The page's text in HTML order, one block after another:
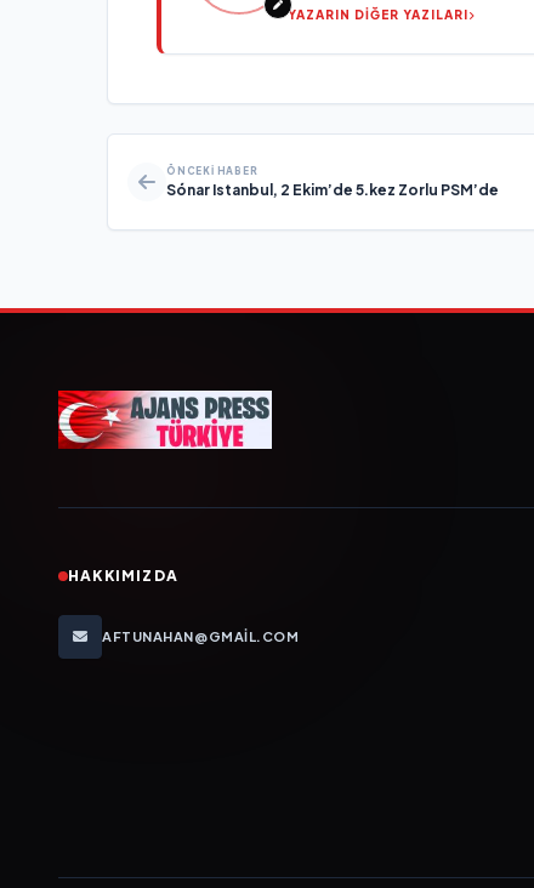
YAZARIN DİĞER YAZILARI
ÖNCEKI HABER
Sónar Istanbul, 2 Ekim’de 5.kez Zorlu PSM’de
HAKKIMIZDA
AFTUNAHAN@GMAIL.COM